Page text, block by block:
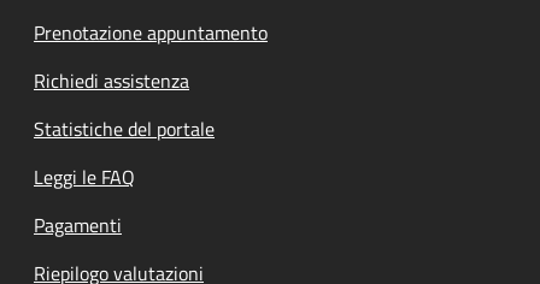
Prenotazione appuntamento
Richiedi assistenza
Statistiche del portale
Leggi le FAQ
Pagamenti
Riepilogo valutazioni